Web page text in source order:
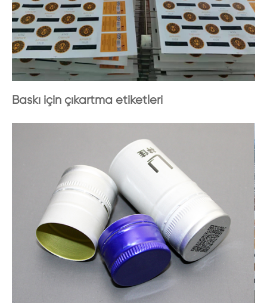
Baskı için çıkartma etiketleri